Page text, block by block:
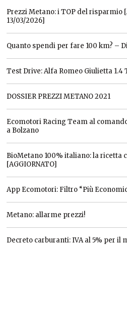
Prezzi Metano: i TOP del risparmio
13/03/2026]
Quanto spendi per fare 100 km? –
Test Drive: Alfa Romeo Giulietta 1.4
DOSSIER PREZZI METANO 2021
Ecomotori Racing Team al
a Bolzano
BioMetano 100% italiano: la ricetta
[AGGIORNATO]
App Ecomotori: Filtro “Più
Metano: allarme prezzi!
Decreto carburanti: IVA al 5% per il